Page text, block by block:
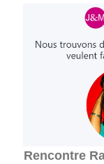
Rencontre